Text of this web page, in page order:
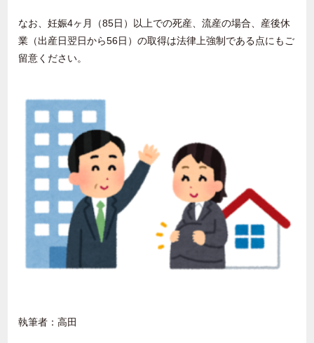
なお、妊娠4ヶ月（85日）以上での死産、流産の場合、産後休
業（出産日翌日から56日）の取得は法律上強制である点にもご
留意ください。
執筆者：高田